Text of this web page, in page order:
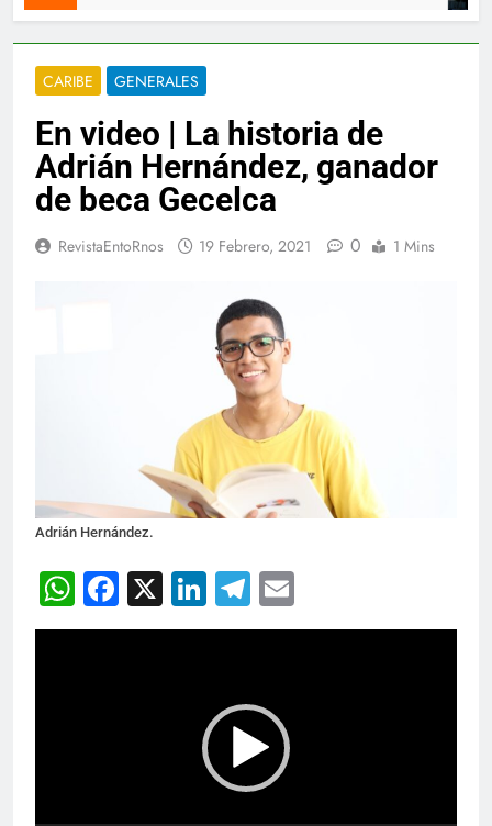
CARIBE GENERALES
En video | La historia de
Adrián Hernández, ganador
de beca Gecelca
RevistaEntoRnos 19 Febrero, 2021 0 1 Mins
Adrián Hernández.
WhatsApp
Facebook
X LinkedIn
Telegram